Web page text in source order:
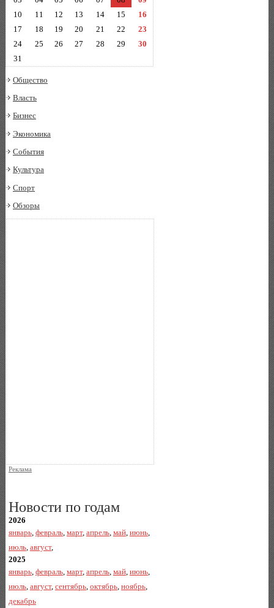
10
11 12 13 14 15
16
17
18 19 20 21 22
23
24
25 26 27 28 29
30
31
Общество
Власть
Бизнес
Экономика
События
Культура
Спорт
Обзоры
Реклама
Новости по годам
2026
январь, февраль, март, апрель, май, июнь,
июль, август,
2025
январь, февраль, март, апрель, май, июнь,
июль, август, сентябрь, октябрь, ноябрь,
декабрь